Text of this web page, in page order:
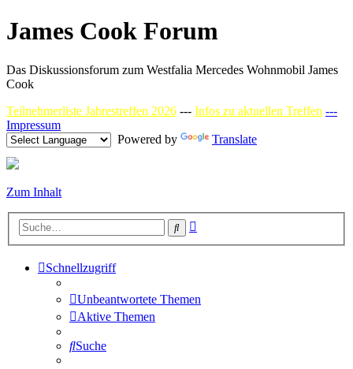
James Cook Forum
Das Diskussionsforum zum Westfalia Mercedes Wohnmobil James
Cook
Teilnehmerliste Jahrestreffen 2026 --- Infos zu aktuellen Treffen ---
Impressum
Powered by
Translate
Zum Inhalt
Suche
Schnellzugriff
Unbeantwortete Themen
Aktive Themen
Suche